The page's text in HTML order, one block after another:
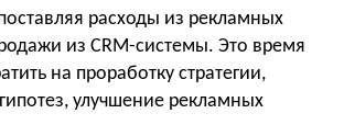
расходы из рекламных
из CRM-системы. Это время
на проработку стратегии,
улучшение рекламных